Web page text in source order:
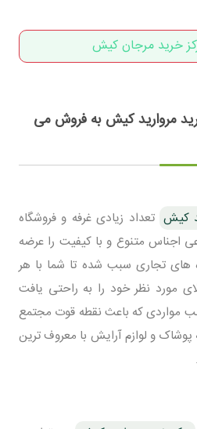
خرید مرجان کیش
مروارید کیش به فروش می
کیش تعداد زیادی غرفه و فروشگاه
اجناس متنوع و با کیفیت را عرضه
های تجاری سبب شده تا شما با هر
مورد نظر خود را به راحتی یافت
مواردی که باعث نقطه قوت مجتمع
پوشاک و لوازم آرایش با معروف ترین